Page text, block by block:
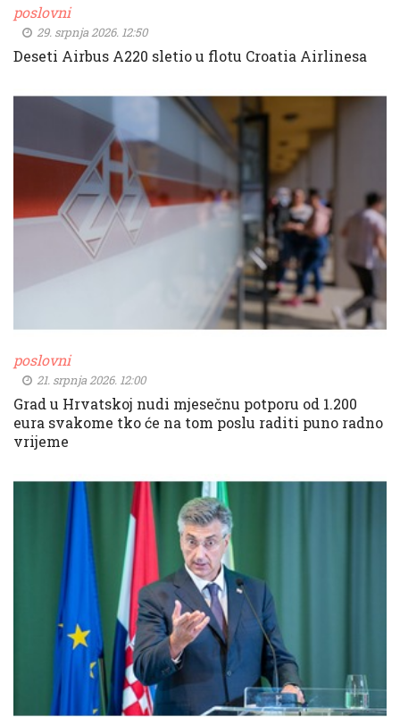
poslovni
29. srpnja 2026. 12:50
Deseti Airbus A220 sletio u flotu Croatia Airlinesa
poslovni
21. srpnja 2026. 12:00
Grad u Hrvatskoj nudi mjesečnu potporu od 1.200
eura svakome tko će na tom poslu raditi puno radno
vrijeme